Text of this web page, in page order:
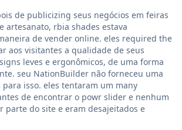
de publicizing seus negócios em feiras
artesanato, rbia shades estava
de vender online. eles required the
aos visitantes a qualidade de seus
leves e ergonômicos, de uma forma
seu NationBuilder não forneceu uma
isso. eles tentaram um many
de encontrar o powr slider e nenhum
parte do site e eram desajeitados e